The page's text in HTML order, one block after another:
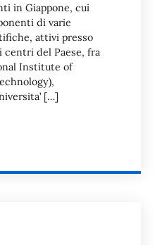
in Giappone, cui
di varie
attivi presso
centri del Paese, fra
Institute of
[…]